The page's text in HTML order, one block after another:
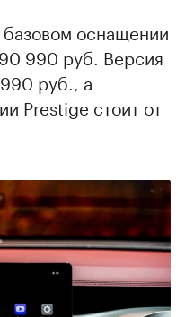
оснащении
990 руб. Версия
руб., а
Prestige стоит от